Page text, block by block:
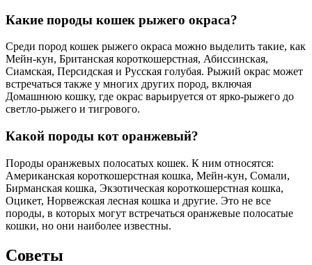
Какие породы кошек рыжего окраса?
Среди пород кошек рыжего окраса можно выделить такие, как
Мейн-кун, Британская короткошерстная, Абиссинская,
Сиамская, Персидская и Русская голубая. Рыжий окрас может
встречаться также у многих других пород, включая
Домашнюю кошку, где окрас варьируется от ярко-рыжего до
светло-рыжего и тигрового.
Какой породы кот оранжевый?
Породы оранжевых полосатых кошек. К ним относятся:
Американская короткошерстная кошка, Мейн-кун, Сомали,
Бирманская кошка, Экзотическая короткошерстная кошка,
Оцикет, Норвежская лесная кошка и другие. Это не все
породы, в которых могут встречаться оранжевые полосатые
кошки, но они наиболее известны.
Советы